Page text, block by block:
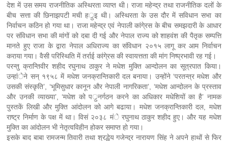
देश में उस समय राजनीतिक अस्थिरता व्याप्त थी। राजा महेन्द्र तथा राजनीतिक दलों के
बीच सत्ता की छिनाझपटी मची हर्ुइ थी। अस्थिरता के उस दौर में सविधान सभा का
निर्वाचन कठिन हो गया था। राजा महेन्द्र एवं नेपाली कांगे्रस के बीच समझदारी के आधार
पर संविधान सभा की मांगों को दबा दी गई और नेपाल राज्य को शाहवंश की पैतृक सम्पत्ति
मानते हुए राजा के द्वारा नेपाल अधिराज्य का संविधान २०१५ लागू कर आम निर्वाचन
कराया गया। वैसी परिस्थिति में तर्राई कांगे्रस की स्वायत्तता की मांग निष्प्रभावी रह गई।
परन्तु क्रान्तिवीर शहीद रघुनाथ ठाकुर ने मधेश मुक्ति आन्दोलन का सूत्रपात किया।
उन्हांेने सन् १९५८ में मधेश जनक्रान्तिकारी दल बनाया। उन्होंने ‘परतन्त्र मधेश और
उसकी संस्कृति’, ‘भूमिसुधार कानून और नेपाली नागरिकता’, ‘मधेश आन्दोलन के प्रस्ताव
और उनकी व्याख्या’, ‘मधेश को पर्ुनर्गठन करने का अधिकार मधेशियों का है’ नामक
पुस्तकें लिखी और मुक्ति आंदोलन को आगे बढाया। मधेश जनक्रान्तिकारी दल, मधेश
राष्ट्र निर्माण के पक्ष में था। विसं २०३८ मंे रघुनाथ ठाकुर शहीद हुए। और यह मधेश
मुक्ति का आंदोलन भी नेतृत्वविहीन होकर समाप्त हो गया।
इसके बाद बाबा रामजन्म तिवारी तथा श्रद्धेय गजेन्द्र नारायण सिंह ने अपने हाथों से फिर